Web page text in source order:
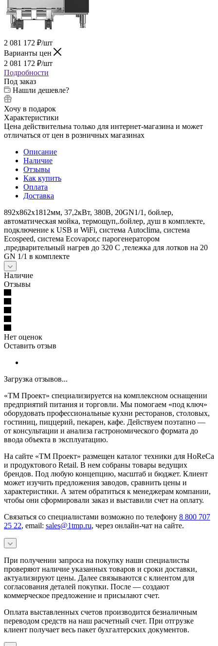
2 081 172 ₽/шт
Варианты цен
2 081 172 ₽/шт
Подробности
Под заказ
Нашли дешевле?
Хочу в подарок
Характеристики
Цена действительна только для интернет-магазина и может
отличаться от цен в розничных магазинах
Описание
Наличие
Отзывы
Как купить
Оплата
Доставка
892х862х1812мм, 37,2кВт, 380В, 20GN1/1, бойлер,
автоматическая мойка, термощуп,.бойлер, душ в комплекте,
подключение к USB и WiFi, система Autoclima, система
Ecospeed, система Ecovapor,c парогенератором
,предварительный нагрев до 320 С ,тележка для лотков на 20
GN 1/1 в комплекте
Наличие
Отзывы
Нет оценок
Оставить отзыв
Загрузка отзывов...
«ТМ Проект» специализируется на комплексном оснащении
предприятий питания и торговли. Мы помогаем «под ключ»
оборудовать профессиональные кухни ресторанов, столовых,
гостиниц, пиццерий, пекарен, кафе. Действуем поэтапно —
от консультации и анализа гастрономического формата до
ввода объекта в эксплуатацию.
На сайте «ТМ Проект» размещен каталог техники для HoReCa
и продуктового Retail. В нем собраны товары ведущих
брендов. Под любую концепцию, масштаб и бюджет. Клиент
может изучить предложения заводов, сравнить цены и
характеристики. А затем обратиться к менеджерам компании,
чтобы они сформировали заказ и выставили счет на оплату.
Связаться со специалистами возможно по телефону 8 800 707
25 22, email: sales@1tmp.ru, через онлайн-чат на сайте.
При получении запроса на покупку наши специалисты
проверяют наличие указанных товаров и сроки доставки,
актуализируют цены. Далее связываются с клиентом для
согласования деталей покупки. После — создают
коммерческое предложение и присылают счет.
Оплата выставленных счетов производится безналичным
переводом средств на наш расчетный счет. При отгрузке
клиент получает весь пакет бухгалтерских документов.